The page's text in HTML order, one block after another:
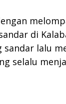
di
lalu
selalu